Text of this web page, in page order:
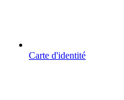
Carte d'identité